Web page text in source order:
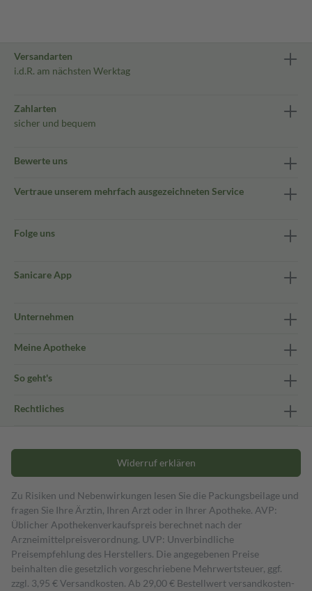
Versandarten
i.d.R. am nächsten Werktag
Zahlarten
sicher und bequem
Bewerte uns
Vertraue unserem mehrfach ausgezeichneten Service
Folge uns
Sanicare App
Unternehmen
Meine Apotheke
So geht's
Rechtliches
Widerruf erklären
Zu Risiken und Nebenwirkungen lesen Sie die Packungsbeilage und
fragen Sie Ihre Ärztin, Ihren Arzt oder in Ihrer Apotheke. AVP:
Üblicher Apothekenverkaufspreis berechnet nach der
Arzneimittelpreisverordnung. UVP: Unverbindliche
Preisempfehlung des Herstellers. Die angegebenen Preise
beinhalten die gesetzlich vorgeschriebene Mehrwertsteuer, ggf.
zzgl. 3,95 € Versandkosten. Ab 29,00 € Bestell­wert versand­kosten­